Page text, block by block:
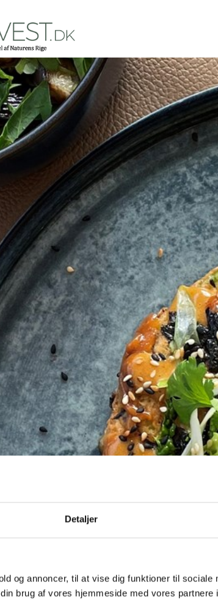
Detaljer
og annoncer, til at vise dig funktioner til sociale
brug af vores hjemmeside med vores partnere